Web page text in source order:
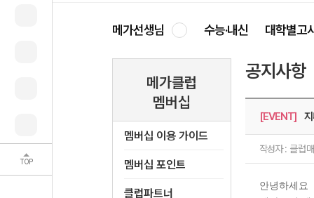
TOP
메가선생님 수능·내신 대학별고
메가클럽
멤버십
멤버십 이용 가이드
멤버십 포인트
클럽파트너
공지사항
[EVENT]
작성자 : 클럽
안녕하세요